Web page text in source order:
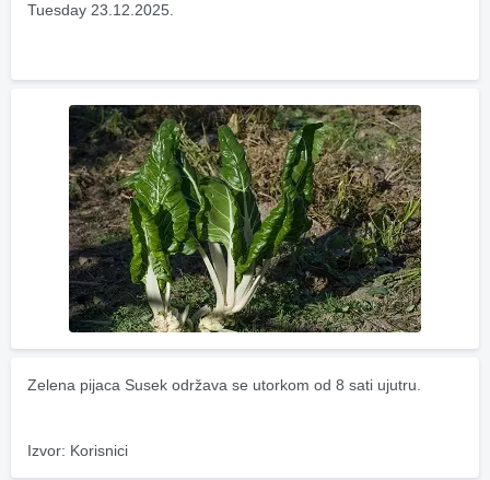
Tuesday 23.12.2025.
Zelena pijaca Susek održava se utorkom od 8 sati ujutru.
Izvor: Korisnici